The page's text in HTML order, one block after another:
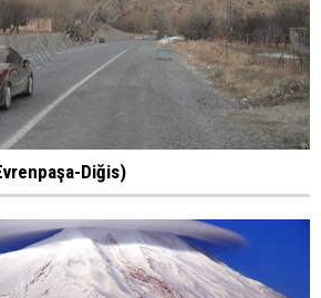
Diğis)